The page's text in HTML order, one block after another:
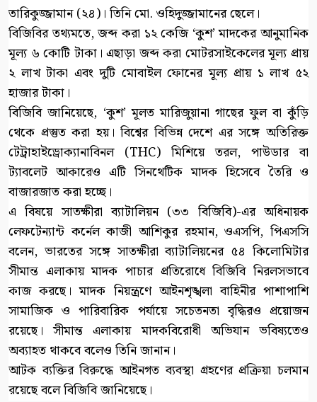
তারিকুজ্জামান (২৪)। তিনি মো. ওহিদুজ্জামানের ছেলে।
বিজিবির তথ্যমতে, জব্দ করা ১২ কেজি ‘কুশ’ মাদকের আনুমানিক
মূল্য ৬ কোটি টাকা। এছাড়া জব্দ করা মোটরসাইকেলের মূল্য প্রায়
২ লাখ টাকা এবং দুটি মোবাইল ফোনের মূল্য প্রায় ১ লাখ ৫২
হাজার টাকা।
বিজিবি জানিয়েছে, ‘কুশ’ মূলত মারিজুয়ানা গাছের ফুল বা কুঁড়ি
থেকে প্রস্তুত করা হয়। বিশ্বের বিভিন্ন দেশে এর সঙ্গে অতিরিক্ত
টেট্রাহাইড্রোক্যানাবিনল (THC) মিশিয়ে তরল, পাউডার বা
ট্যাবলেট আকারেও এটি সিনথেটিক মাদক হিসেবে তৈরি ও
বাজারজাত করা হচ্ছে।
এ বিষয়ে সাতক্ষীরা ব্যাটালিয়ন (৩৩ বিজিবি)-এর অধিনায়ক
লেফটেন্যান্ট কর্নেল কাজী আশিকুর রহমান, ওএসপি, পিএসসি
বলেন, ভারতের সঙ্গে সাতক্ষীরা ব্যাটালিয়নের ৫৪ কিলোমিটার
সীমান্ত এলাকায় মাদক পাচার প্রতিরোধে বিজিবি নিরলসভাবে
কাজ করছে। মাদক নিয়ন্ত্রণে আইনশৃঙ্খলা বাহিনীর পাশাপাশি
সামাজিক ও পারিবারিক পর্যায়ে সচেতনতা বৃদ্ধিরও প্রয়োজন
রয়েছে। সীমান্ত এলাকায় মাদকবিরোধী অভিযান ভবিষ্যতেও
অব্যাহত থাকবে বলেও তিনি জানান।
আটক ব্যক্তির বিরুদ্ধে আইনগত ব্যবস্থা গ্রহণের প্রক্রিয়া চলমান
রয়েছে বলে বিজিবি জানিয়েছে।